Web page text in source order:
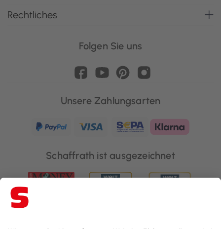
Rechtliches
Folgen Sie uns
Unsere Zahlungsarten
Schaffrath ist ausgezeichnet